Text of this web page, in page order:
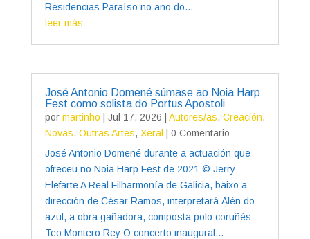
Residencias Paraíso no ano do...
leer más
José Antonio Domené súmase ao Noia Harp
Fest como solista do Portus Apostoli
por martinho Jul 17, 2026 Autores/as, Creación,
Novas, Outras Artes, Xeral
| 0 Comentario
José Antonio Domené durante a actuación que
ofreceu no Noia Harp Fest de 2021 © Jerry
Elefarte A Real Filharmonía de Galicia, baixo a
dirección de César Ramos, interpretará Alén do
azul, a obra gañadora, composta polo coruñés
Teo Montero Rey O concerto inaugural...